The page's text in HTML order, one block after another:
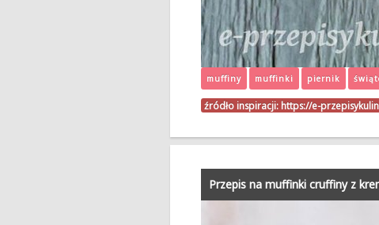
muffiny muffinki piernik
źródło inspiracji: https://e-
Przepis na muffinki cruffiny z